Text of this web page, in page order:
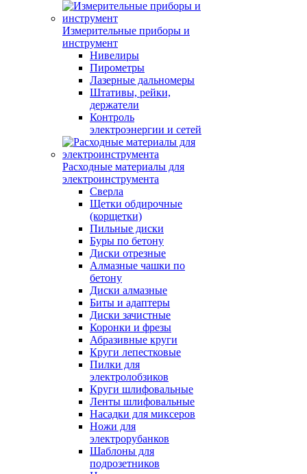
Измерительные приборы и
инструмент
Нивелиры
Пирометры
Лазерные дальномеры
Штативы, рейки,
держатели
Контроль
электроэнергии и сетей
Расходные материалы для
электроинструмента
Сверла
Щетки обдирочные
(корщетки)
Пильные диски
Буры по бетону
Диски отрезные
Алмазные чашки по
бетону
Диски алмазные
Биты и адаптеры
Диски зачистные
Коронки и фрезы
Абразивные круги
Круги лепестковые
Пилки для
электролобзиков
Круги шлифовальные
Ленты шлифовальные
Насадки для миксеров
Ножи для
электрорубанков
Шаблоны для
подрозетников